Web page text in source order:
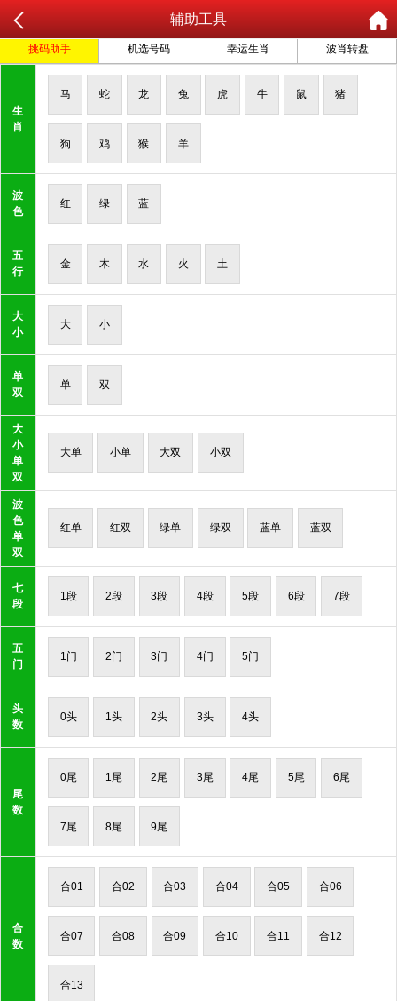
辅助工具
挑码助手 机选号码 幸运生肖 波肖转盘
生
肖
马 蛇 龙 兔 虎 牛 鼠 猪
狗 鸡 猴 羊
波
色
红 绿 蓝
五
行
金 木 水 火 土
大
小
大 小
单
双
单 双
大
小
单
双
大单 小单 大双 小双
波
色
单
双
红单 红双 绿单 绿双 蓝单 蓝双
七
段
1段 2段 3段 4段 5段 6段 7段
五
门
1门 2门 3门 4门 5门
头
数
0头 1头 2头 3头 4头
尾
数
0尾 1尾 2尾 3尾 4尾 5尾 6尾
7尾 8尾 9尾
合
数
合01 合02 合03 合04 合05 合06
合07 合08 合09 合10 合11 合12
合13